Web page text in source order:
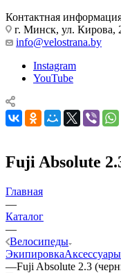
Контактная
г. Минск, ул. Кирова,
info@velostrana.by
Instagram
YouTube
Fuji Absolute
Главная
—
Каталог
—
Велосипеды
ЭкипировкаАксессуары
—Fuji Absolute 2.3